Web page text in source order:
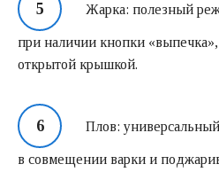
Жарка: полезный
при наличии кнопки «выпечка»,
открытой крышкой.
Плов:
в совмещении варки и